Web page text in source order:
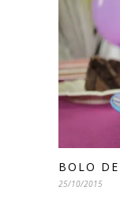
BOLO
25/10/2015